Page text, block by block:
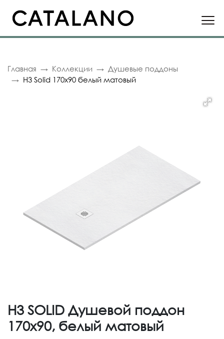
Главная Коллекции
Душевые поддоны
H3 Solid 170x90 белый матовый
H3 SOLID Душевой поддон
170x90, белый матовый